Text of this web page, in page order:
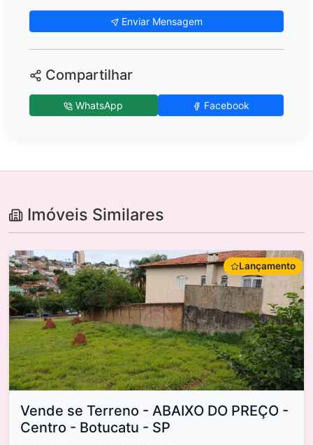
Enviar Mensagem
Compartilhar
WhatsApp Facebook
Imóveis Similares
Lançamento
Vende se Terreno - ABAIXO DO PREÇO -
Centro - Botucatu - SP